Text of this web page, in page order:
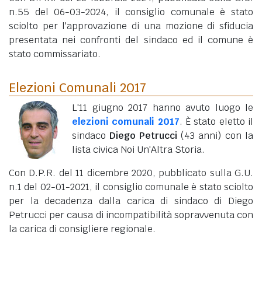
n.55 del 06-03-2024, il consiglio comunale è stato
sciolto per l'approvazione di una mozione di sfiducia
presentata nei confronti del sindaco ed il comune è
stato commissariato.
Elezioni Comunali 2017
L'11 giugno 2017 hanno avuto luogo le
elezioni comunali 2017. È stato eletto il
sindaco Diego Petrucci (43 anni) con la
lista civica Noi Un'Altra Storia.
Con D.P.R. del 11 dicembre 2020, pubblicato sulla G.U.
n.1 del 02-01-2021, il consiglio comunale è stato sciolto
per la decadenza dalla carica di sindaco di Diego
Petrucci per causa di incompatibilità sopravvenuta con
la carica di consigliere regionale.